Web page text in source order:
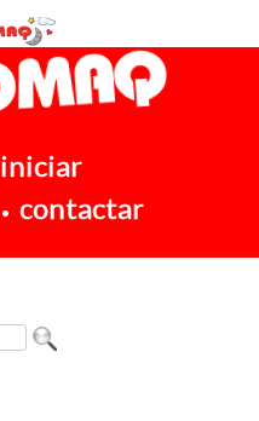
iniciar
• contactar